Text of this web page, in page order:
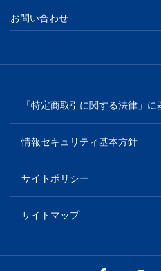
お問い合わせ
「特定商取引に関する法律」
情報セキュリティ基本方針
サイトポリシー
サイトマップ